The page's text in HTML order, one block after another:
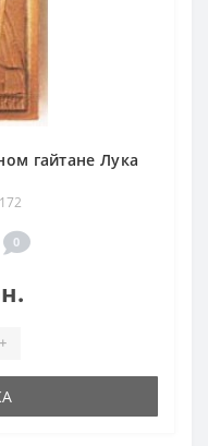
гайтане Лука
0
+